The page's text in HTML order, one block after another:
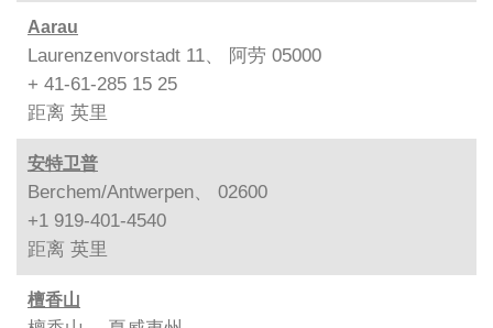
Aarau
Laurenzenvorstadt 11、 阿劳 05000
+ 41-61-285 15 25
距离 英里
安特卫普
Berchem/Antwerpen、 02600
+1 919-401-4540
距离 英里
檀香山